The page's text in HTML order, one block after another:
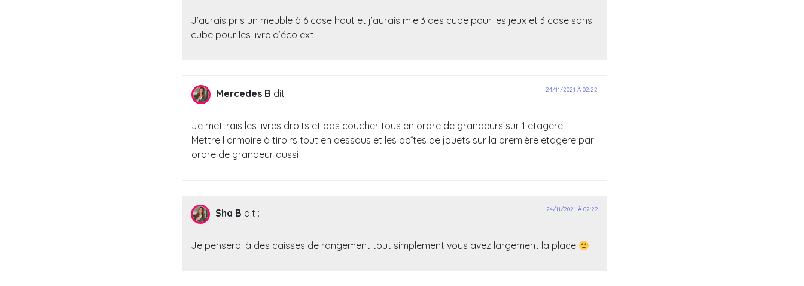
J’aurais pris un meuble à 6 case haut et j’aurais mie 3 des cube pour les jeux et 3 case sans
cube pour les livre d’éco ext
Mercedes B dit : 24/11/2021 À 02:22
Je mettrais les livres droits et pas coucher tous en ordre de grandeurs sur 1 etagere
Mettre l armoire à tiroirs tout en dessous et les boîtes de jouets sur la première etagere par
ordre de grandeur aussi
Sha B dit : 24/11/2021 À 02:22
Je penserai à des caisses de rangement tout simplement vous avez largement la place